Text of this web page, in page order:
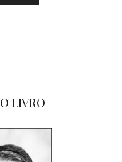
LIVRO